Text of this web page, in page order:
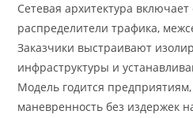
Сетевая архитектура
распределители трафика,
Заказчики выстраивают
инфраструктуры и
Модель годится
маневренность без издержек